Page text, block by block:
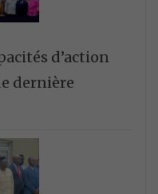
d’action
dernière